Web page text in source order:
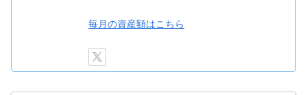
毎月の資産額はこちら